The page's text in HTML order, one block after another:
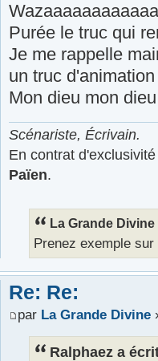
Purée le truc qui
Je me rappelle
un truc
Mon dieu mon
Scénariste, Écrivain.
En contrat
Païen.
La Grande
Prenez exemple
Re: Re:
par La Grande Divine
Ralphaez a